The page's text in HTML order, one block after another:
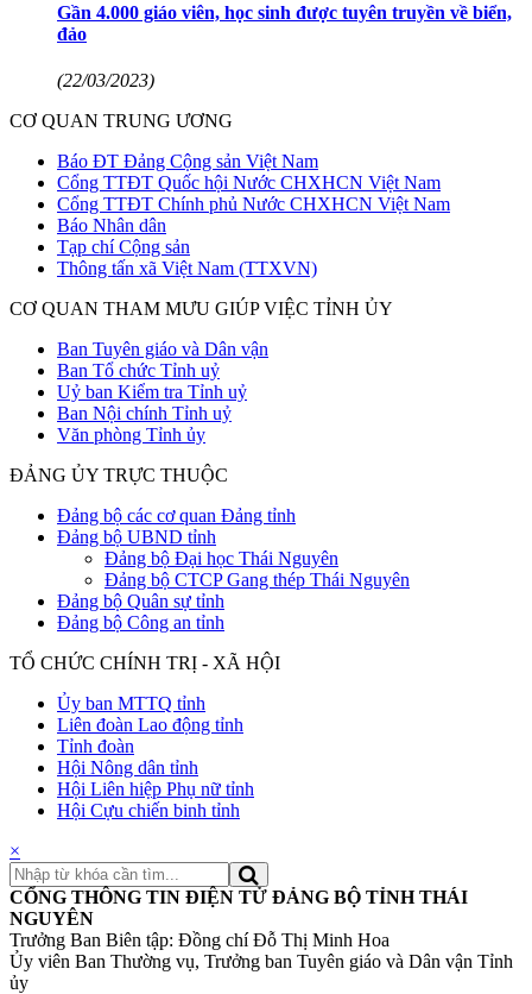
Gần 4.000 giáo viên, học sinh được tuyên truyền về biển,
đảo
(22/03/2023)
CƠ QUAN TRUNG ƯƠNG
Báo ĐT Đảng Cộng sản Việt Nam
Cổng TTĐT Quốc hội Nước CHXHCN Việt Nam
Cổng TTĐT Chính phủ Nước CHXHCN Việt Nam
Báo Nhân dân
Tạp chí Cộng sản
Thông tấn xã Việt Nam (TTXVN)
CƠ QUAN THAM MƯU GIÚP VIỆC TỈNH ỦY
Ban Tuyên giáo và Dân vận
Ban Tổ chức Tỉnh uỷ
Uỷ ban Kiểm tra Tỉnh uỷ
Ban Nội chính Tỉnh uỷ
Văn phòng Tỉnh ủy
ĐẢNG ỦY TRỰC THUỘC
Đảng bộ các cơ quan Đảng tỉnh
Đảng bộ UBND tỉnh
Đảng bộ Đại học Thái Nguyên
Đảng bộ CTCP Gang thép Thái Nguyên
Đảng bộ Quân sự tỉnh
Đảng bộ Công an tỉnh
TỔ CHỨC CHÍNH TRỊ - XÃ HỘI
Ủy ban MTTQ tỉnh
Liên đoàn Lao động tỉnh
Tỉnh đoàn
Hội Nông dân tỉnh
Hội Liên hiệp Phụ nữ tỉnh
Hội Cựu chiến binh tỉnh
×
CỔNG THÔNG TIN ĐIỆN TỬ ĐẢNG BỘ TỈNH THÁI
NGUYÊN
Trưởng Ban Biên tập: Đồng chí Đỗ Thị Minh Hoa
Ủy viên Ban Thường vụ, Trưởng ban Tuyên giáo và Dân vận Tỉnh
ủy